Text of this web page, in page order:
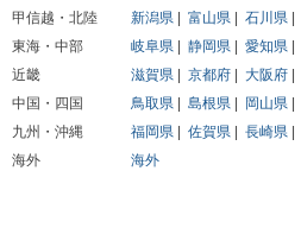
甲信越・北陸
新潟県 富山県 石川県
東海・中部
岐阜県 静岡県 愛知県
近畿
滋賀県 京都府 大阪府
中国・四国
鳥取県 島根県 岡山県
九州・沖縄
福岡県 佐賀県 長崎県
海外
海外